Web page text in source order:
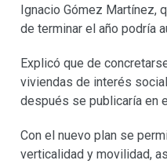
Ignacio Gómez Martínez,
de terminar el año podría
Explicó que de
viviendas de interés
después se publicaría en
Con el nuevo plan se
verticalidad y movilidad,